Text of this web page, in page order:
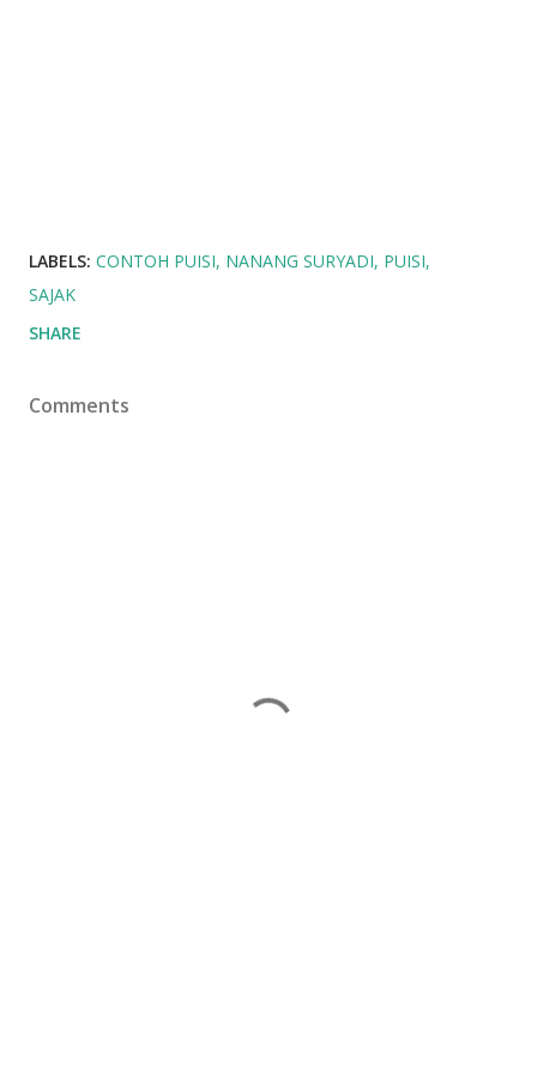
LABELS: CONTOH PUISI NANANG SURYADI PUISI
SAJAK
SHARE
Comments